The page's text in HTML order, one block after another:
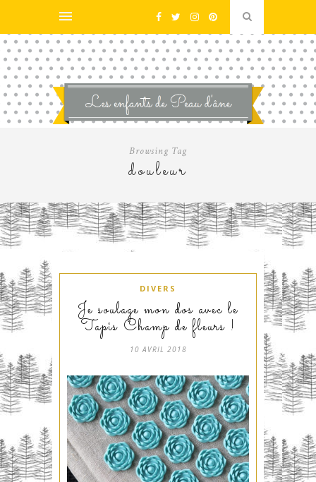
Browsing Tag
douleur
DIVERS
Je soulage mon dos avec le
Tapis Champ de fleurs !
10 AVRIL 2018